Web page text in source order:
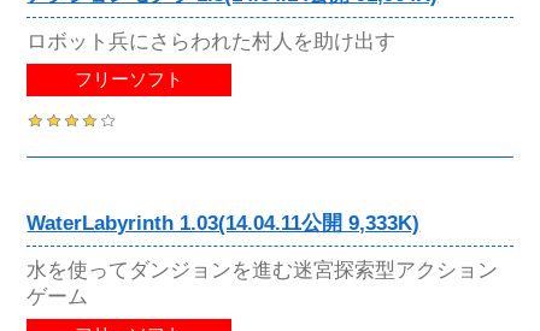
ロボット兵にさらわれた村人を助け出す
フリーソフト
WaterLabyrinth 1.03(14.04.11公開 9,333K)
水を使ってダンジョンを進む迷宮探索型アクション
ゲーム